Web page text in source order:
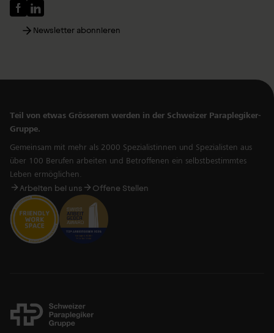
Newsletter abonnieren
Teil von etwas Grösserem werden in der Schweizer Paraplegiker-
Gruppe.
Gemeinsam mit mehr als 2000 Spezialistinnen und Spezialisten aus
über 100 Berufen arbeiten und Betroffenen ein selbstbestimmtes
Leben ermöglichen.
Arbeiten bei uns Offene Stellen